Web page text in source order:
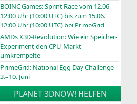
BOINCGames: Sprint Race vom 12.06.
12:00 Uhr (10:00 UTC) bis zum 15.06.
12:00 Uhr (10:00 UTC) bei PrimeGrid
AMDs X3D-Revolution: Wie ein Speicher-
Experiment den CPU-Markt
umkrempelte
PrimeGrid: National Egg Day Challenge
3.–10. Juni
PLANET 3DNOW! HELFEN